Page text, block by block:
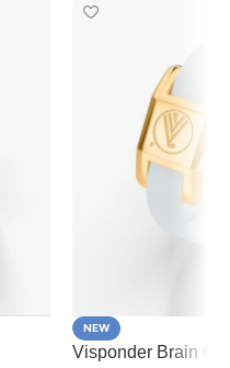
NEW
Visponder Brain